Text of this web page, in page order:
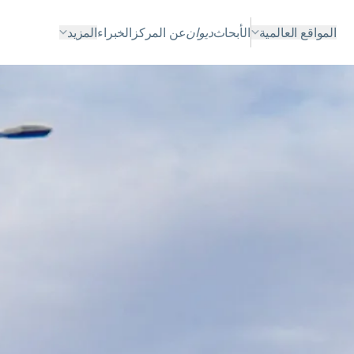
المواقع العالمية الأبحاثديوانعن المركز الخبراءالمزيد